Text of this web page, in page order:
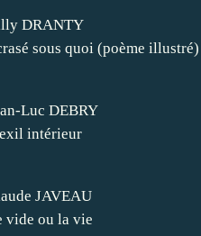
DRANTY
sous quoi (poème illustré)
Luc DEBRY
intérieur
JAVEAU
vide ou la vie